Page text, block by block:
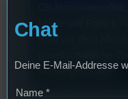
Marie und Patrick
Blatt vor dem Mund
schweigen sollte!
Chat
Deine E-Mail-Addresse
Name *